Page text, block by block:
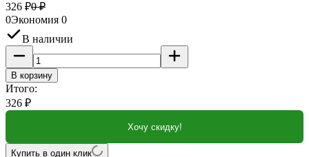
326 ₽0 ₽
0Экономия 0
В наличии
В корзину
Итого:
326 ₽
Хочу скидку!
Купить в один клик